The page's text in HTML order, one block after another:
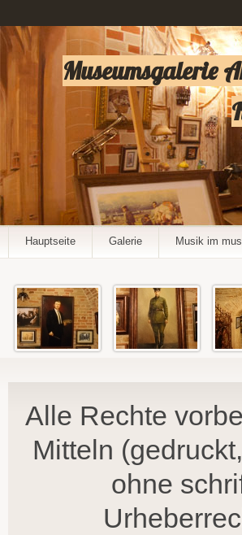
Museumsgalerie
Hauptseite Galerie Musik im
Alle Rechte
Mitteln
ohne